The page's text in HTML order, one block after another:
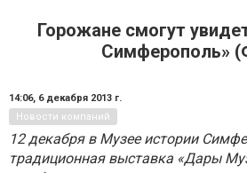
Горожане смогут
Симферополь»
14:06, 6 декабря 2013 г.
Новости компаний
12 декабря в Музее истории
традиционная выставка «Дары